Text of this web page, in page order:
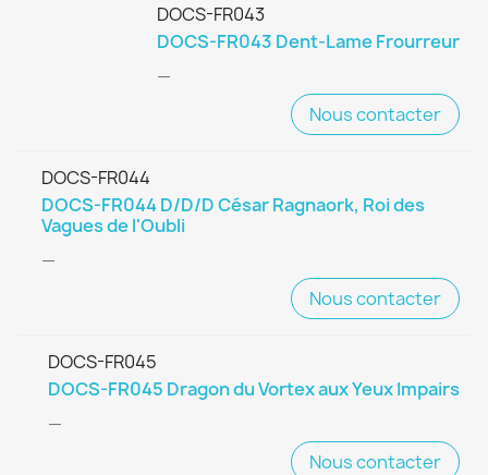
DOCS-FR043
DOCS-FR043 Dent-Lame Frourreur
—
Nous contacter
DOCS-FR044
DOCS-FR044 D/D/D César Ragnaork, Roi des
Vagues de l'Oubli
—
Nous contacter
DOCS-FR045
DOCS-FR045 Dragon du Vortex aux Yeux Impairs
—
Nous contacter